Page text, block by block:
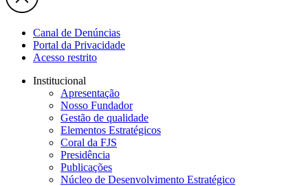
Canal de Denúncias
Portal da Privacidade
Acesso restrito
Institucional
Apresentação
Nosso Fundador
Gestão de qualidade
Elementos Estratégicos
Coral da FJS
Presidência
Publicações
Núcleo de Desenvolvimento Estratégico